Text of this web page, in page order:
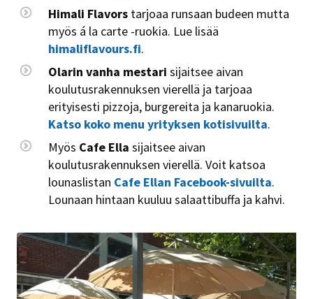
Himali Flavors tarjoaa runsaan budeen mutta
myös á la carte -ruokia. Lue lisää
himaliflavours.fi.
Olarin vanha mestari sijaitsee aivan
koulutusrakennuksen vierellä ja tarjoaa
erityisesti pizzoja, burgereita ja kanaruokia.
Katso koko menu yrityksen kotisivuilta.
Myös Cafe Ella sijaitsee aivan
koulutusrakennuksen vierellä. Voit katsoa
lounaslistan Cafe Ellan Facebook-sivuilta.
Lounaan hintaan kuuluu salaattibuffa ja kahvi.